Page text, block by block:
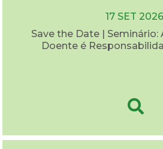
17 SET 2026
Save the Date | Seminário:
Doente é